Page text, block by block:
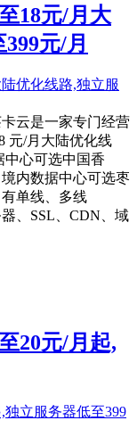
18元/月大
元/月
云是一家专门经营
元/月大陆优化线
中心可选中国香
内数据中心可选枣
单线、多线
、SSL、CDN、域
20元/月起,